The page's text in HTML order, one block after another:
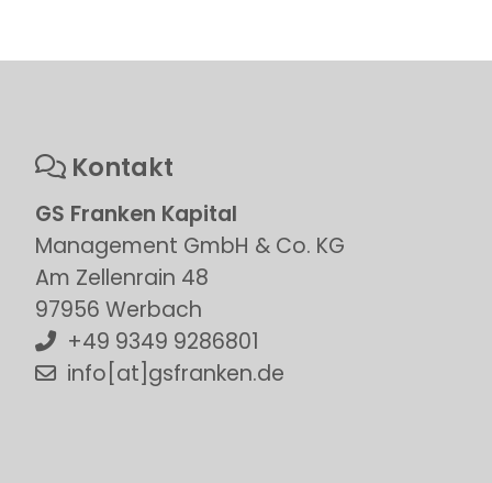
Kontakt
GS Franken Kapital
Management GmbH & Co. KG
Am Zellenrain 48
97956 Werbach
+49 9349 9286801
info[at]gsfranken.de